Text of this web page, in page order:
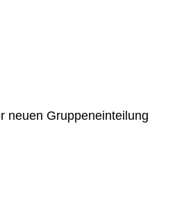
neuen Gruppeneinteilung